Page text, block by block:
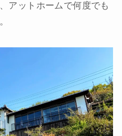
アットホームで何度でも